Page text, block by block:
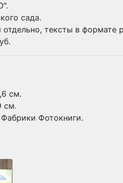
сада.
тексты в формате
см.
см.
Фотокниги.